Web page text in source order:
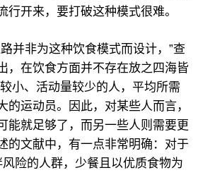
行开来，要打破这种模式很难。
并非为这种饮食模式而设计，”查
，在饮食方面并不存在放之四海皆
小、活动量较少的人，平均所需
的运动员。因此，对某些人而言，
能就足够了，而另一些人则需要更
的文献中，有一点非常明确：对于
险的人群，少餐且以优质食物为